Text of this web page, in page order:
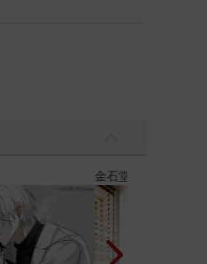
覺間她竟成為我最親近